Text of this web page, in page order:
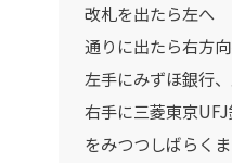
改札を出たら左へ
通りに出たら右方
左手にみずほ銀行
右手に三菱東京
をみつつしばらく